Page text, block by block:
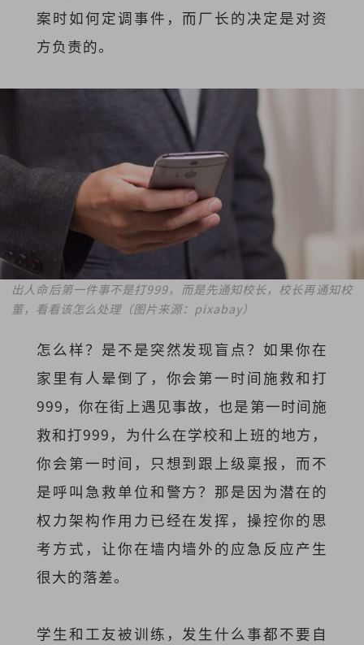
案时如何定调事件，而厂长的决定是对资
方负责的。
出人命后第一件事不是打999，而是先通知校长，校长再通知校
董，看看该怎么处理（图片来源：pixabay）
怎么样？是不是突然发现盲点？如果你在
家里有人晕倒了，你会第一时间施救和打
999，你在街上遇见事故，也是第一时间施
救和打999，为什么在学校和上班的地方，
你会第一时间，只想到跟上级稟报，而不
是呼叫急救单位和警方？那是因为潜在的
权力架构作用力已经在发挥，操控你的思
考方式，让你在墙内墙外的应急反应产生
很大的落差。
学生和工友被训练，发生什么事都不要自